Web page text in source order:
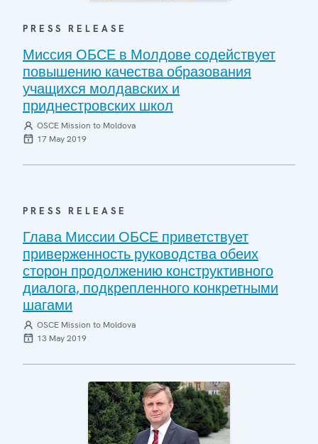
PRESS RELEASE
Миссия ОБСЕ в Молдове содействует
повышению качества образования
учащихся молдавских и
приднестровских школ
OSCE Mission to Moldova
17 May 2019
PRESS RELEASE
Глава Миссии ОБСЕ приветствует
приверженность руководства обеих
сторон продолжению конструктивного
диалога, подкрепленного конкретными
шагами
OSCE Mission to Moldova
13 May 2019